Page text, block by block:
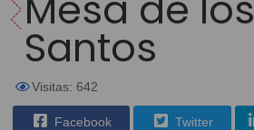
Santos
Visitas: 642
Facebook Twitter